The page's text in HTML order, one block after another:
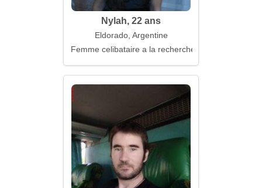
Nylah, 22 ans
Eldorado, Argentine
Femme celibataire a la recherche d'un mari